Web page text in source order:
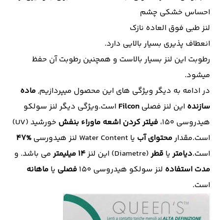
احساس خشکی چشم
لنز طبی فوق العاده نازک
انعطاف پذیری بسیار بالایی دارد.
رطوبت این لنز بسیار بالاست و همچنین رطوبت آن حفظ
میشود.
در ادامه به دیگر ویژگی های این محصول میپردازیم, ماده
سازنده این لنز فصلی Filcon است.ویژگی دیگر لنز سولکو
هیدروسی 150،
فیلتر کردن اشعه ماوراء بنفش
خورشید (UV)
است.مقدارمحتوای آب یا Water Content لنز هیدورسی
%47
است.دیامتریا قطر(Diametre) این لنز 14 میلیمترمی باشد. و
مدت استفاده لنز سولکو هیدروسی 150 فصلی یا ماهانه
است.